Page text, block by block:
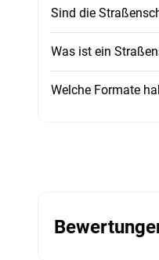
Sind die
Was ist ein
Welche Formate